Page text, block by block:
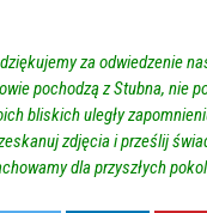
za odwiedzenie
pochodzą z Stubna, nie
bliskich uległy
zdjęcia i prześlij
dla przyszłych